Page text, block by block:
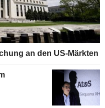
an den US-Märkten